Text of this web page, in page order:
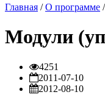
Главная /О программе /
Модули
4251
2011-07-10
2012-08-10